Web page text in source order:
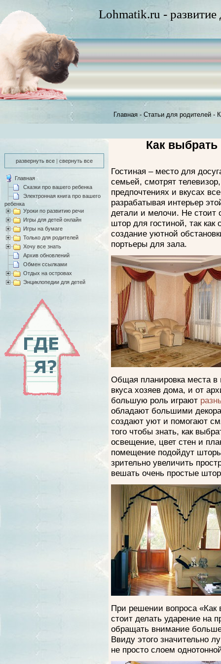
Lohmatik.ru - развитие
Главная - Статьи для родителей -
развернуть все | свернуть все
Главная
Сказки про вашего ребенка
Электронная книга про вашего
ребенка
Уроки по развитию речи
Игры для детей онлайн
Игры на бумаге
Только для родителей
Хочу все знать
Архив обновлений
Обмен ссылками
Отдых на островах
Энциклопедии для детей
Как
Гостиная – место для
семьей, смотрят
предпочтениях и вкусах
разрабатывая интерьер
детали и мелочи. Не стоит
штор для гостиной, так
создание уютной
портьеры для зала.
Общая планировка места в
вкуса хозяев дома, и от
большую роль играют
обладают большими
создают уют и помогают
того чтобы знать, как
освещение, цвет стен и
помещение подойдут
зрительно увеличить
вешать очень простые
При решении вопроса «Как
стоит делать ударение на
обращать внимание
Ввиду этого значительно
не просто слоем